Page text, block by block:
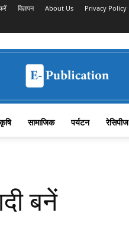
विज्ञापन About Us Privacy Policy
सामाजिक पर्यटन रेसिपीज
बनें